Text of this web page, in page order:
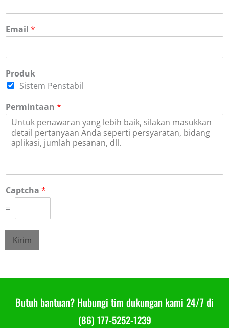
Email *
Produk
Sistem Penstabil
Permintaan *
Captcha *
=
Kirim
Butuh bantuan? Hubungi tim dukungan kami 24/7 di
(86) 177-5252-1239